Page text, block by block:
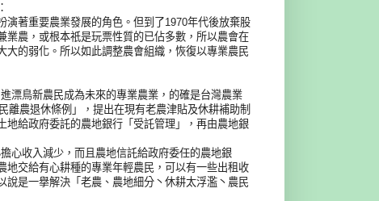
重要農業發展的角色。但到了1970年代後放棄股
農，或根本祇是玩票性質的已佔多數，所以農會在
的弱化。所以如此調整農會組織，恢復以專業農民
鳥新農民成為未來的專業農業，的確是台灣農業
離農退休條例」，提出在現有老農津貼及休耕補助制
給政府委託的農地銀行「受託管理」，再由農地銀
收入減少，而且農地信託給政府委任的農地銀
交給有心耕種的專業年輕農民，可以有一些出租收
說是一擧解決「老農、農地細分丶休耕太浮濫丶農民